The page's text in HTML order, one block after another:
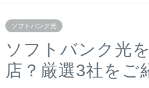
ソフトバンク光
ソフトバンク光
店？厳選3社をご